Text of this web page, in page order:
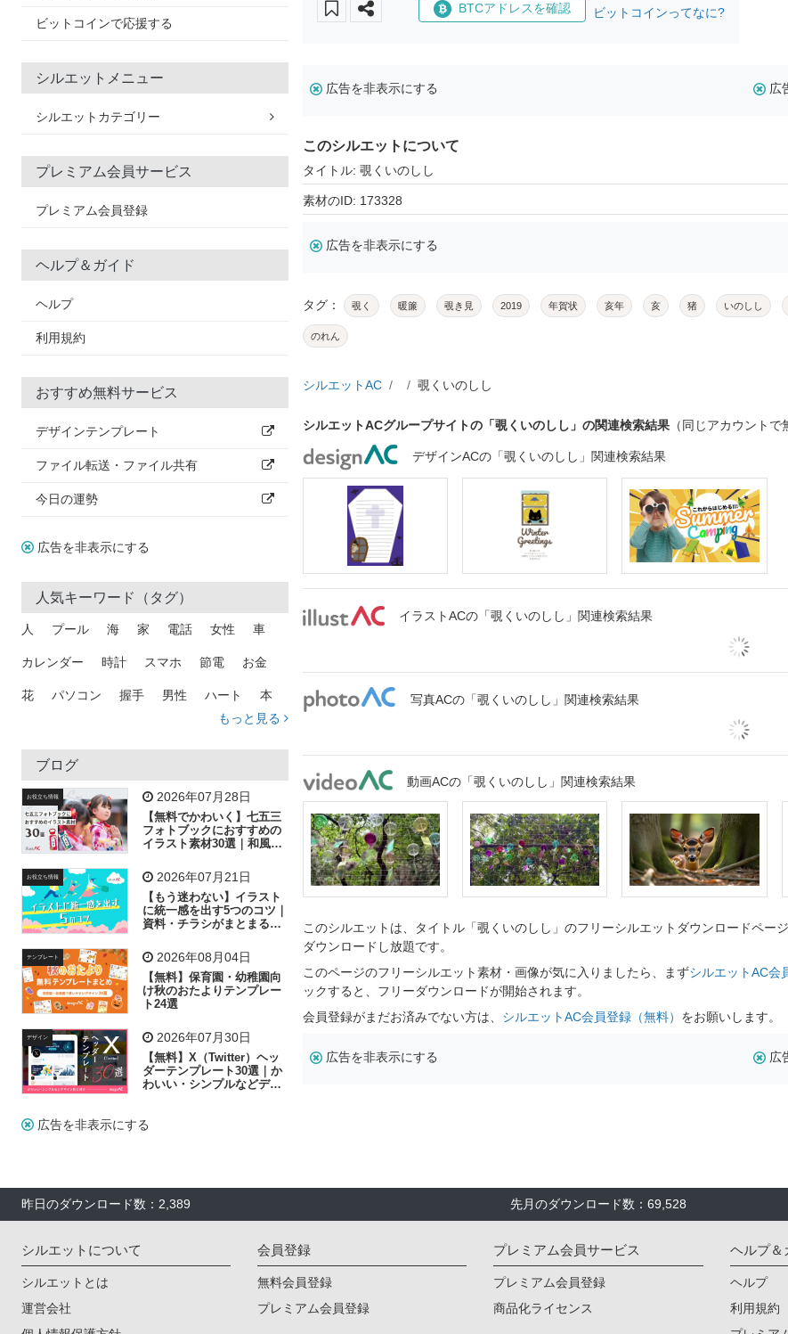
ビットコインで応援する
シルエットメニュー
シルエットカテゴリー
プレミアム会員サービス
プレミアム会員登録
ヘルプ＆ガイド
ヘルプ
利用規約
おすすめ無料サービス
デザインテンプレート
ファイル転送・ファイル共有
今日の運勢
広告を非表示にする
人気キーワード（タグ）
人 プール 海 家 電話 女性 車
カレンダー 時計 スマホ 節電 お金
花 パソコン 握手 男性 ハート 本
トラック 木
吹き出し
飛行機 グラフ ビル 魚 家族 書類
歩く 工場 会社 太陽 キラキラ
子供 作業員 相談 ピクトグラム
もっと見る
ブログ
お役立ち情報 2026年07月28日
【無料でかわいく】七五三
フォトブックにおすすめの
イラスト素材30選｜和風の
お役立ち情報 2026年07月21日
【もう迷わない】イラスト
に統一感を出す5つのコツ｜
資料・チラシがまとまるフ
テンプレート 2026年08月04日
【無料】保育園・幼稚園向
け秋のおたよりテンプレー
ト24選
デザイン 2026年07月30日
【無料】X（Twitter）ヘッ
ダーテンプレート30選｜か
わいい・シンプルなどデザ
広告を非表示にする
BTCアドレスを確認 ビットコインってなに?
広告を非表示にする 広
このシルエットについて
タイトル: 覗くいのしし
素材のID: 173328
広告を非表示にする
タグ： 覗く 暖簾 覗き見 2019 年賀状 亥年 亥 猪 いのしし
のれん
シルエットAC 覗くいのしし
シルエットACグループサイトの「覗くいのしし」の関連検索結果 （同じアカウントで
デザインACの「覗くいのしし」関連検索結果
イラストACの「覗くいのしし」関連検索結果
写真ACの「覗くいのしし」関連検索結果
動画ACの「覗くいのしし」関連検索結果
このシルエットは、タイトル「覗くいのしし」のフリーシルエットダウンロードペ
ダウンロードし放題です。
このページのフリーシルエット素材・画像が気に入りましたら、まずシルエットAC会
ックすると、フリーダウンロードが開始されます。
会員登録がまだお済みでない方は、 シルエットAC会員登録（無料） をお願いします。
広告を非表示にする 広
昨日のダウンロード数：2,389 先月のダウンロード数：69,528
シルエットについて
シルエットとは
運営会社
会員登録
無料会員登録
プレミアム会員登録
プレミアム会員サービス
プレミアム会員登録
商品化ライセンス
ヘルプ＆
ヘルプ
利用規約